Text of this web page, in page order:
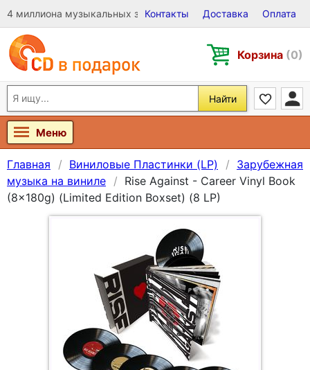
4 миллиона музыкальных записей на Виниле, CD и DVD
Контакты Доставка Оплата
Корзина (0)
Найти
Меню
Главная Виниловые Пластинки (LP)
Зарубежная
музыка на виниле
Rise Against - Career Vinyl Book
(8x180g) (Limited Edition Boxset) (8 LP)